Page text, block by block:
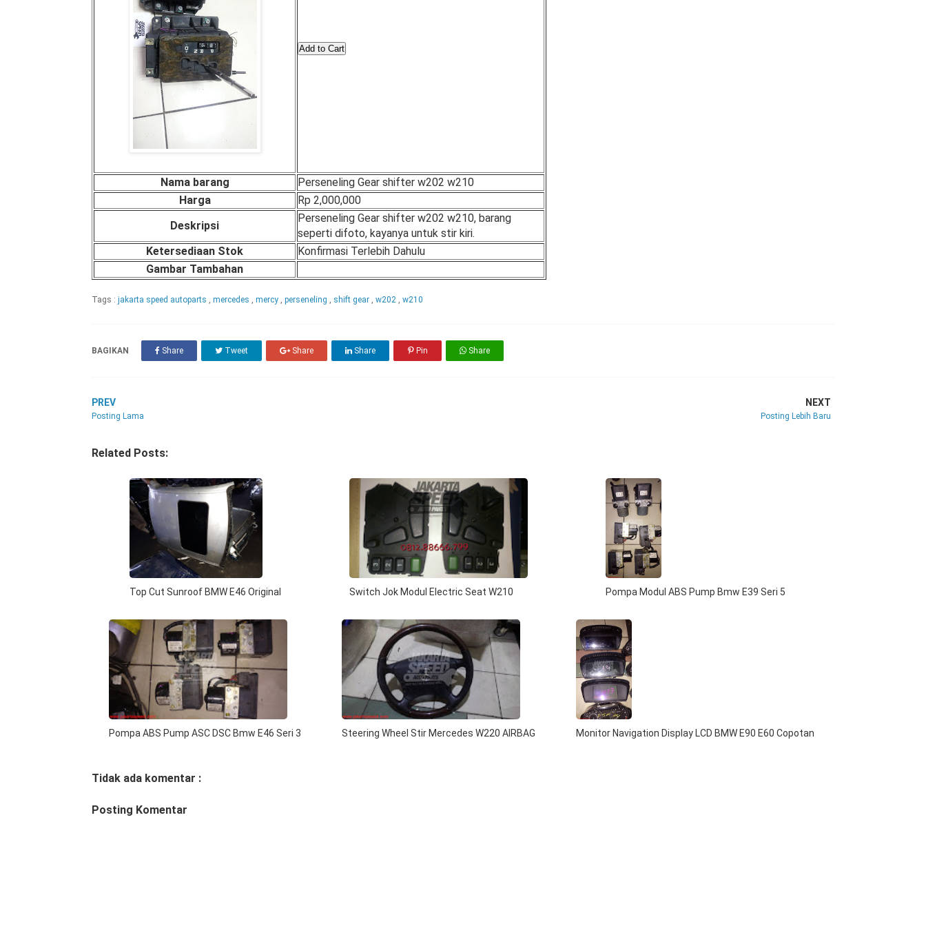
Nama barang
Perseneling Gear shifter w202 w210
Harga
Rp 2,000,000
Deskripsi
Perseneling Gear shifter w202 w210, barang
seperti difoto, kayanya untuk stir kiri.
Ketersediaan Stok
Konfirmasi Terlebih Dahulu
Gambar Tambahan
Tags : jakarta speed autoparts , mercedes , mercy , perseneling , shift gear , w202 , w210
BAGIKAN Share Tweet Share Share Pin Share
PREV
Posting Lama
NEXT
Posting Lebih Baru
Related Posts:
Top Cut Sunroof BMW E46 Original Switch Jok Modul Electric Seat W210 Pompa Modul ABS Pump Bmw E39 Seri 5
Pompa ABS Pump ASC DSC Bmw E46 Seri 3 Steering Wheel Stir Mercedes W220 AIRBAG Monitor Navigation Display LCD BMW E90 E60 Copotan
Tidak ada komentar :
Posting Komentar